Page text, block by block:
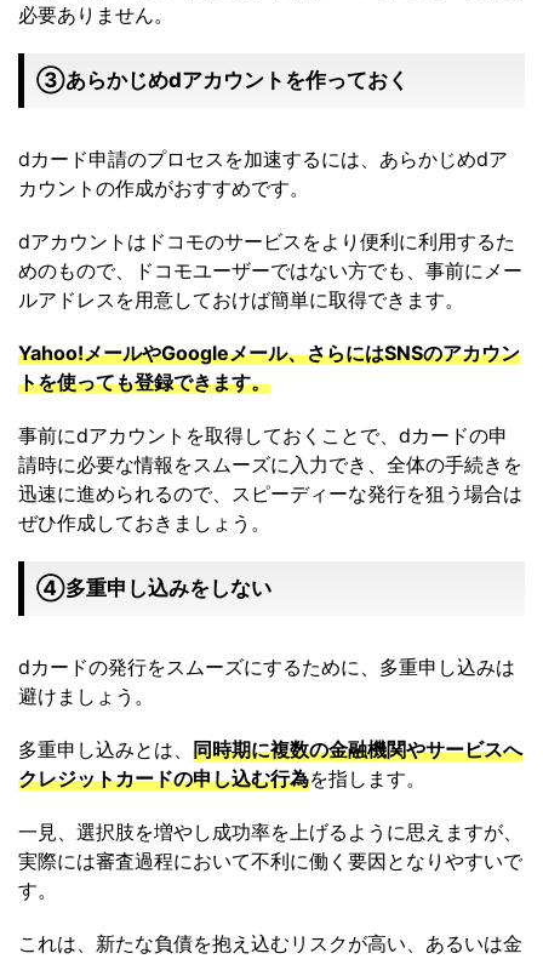
必要ありません。
③あらかじめdアカウントを作っておく
dカード申請のプロセスを加速するには、あらかじめdア
カウントの作成がおすすめです。
dアカウントはドコモのサービスをより便利に利用するた
めのもので、ドコモユーザーではない方でも、事前にメー
ルアドレスを用意しておけば簡単に取得できます。
Yahoo!メールやGoogleメール、さらにはSNSのアカウン
トを使っても登録できます。
事前にdアカウントを取得しておくことで、dカードの申
請時に必要な情報をスムーズに入力でき、全体の手続きを
迅速に進められるので、スピーディーな発行を狙う場合は
ぜひ作成しておきましょう。
➃多重申し込みをしない
dカードの発行をスムーズにするために、多重申し込みは
避けましょう。
多重申し込みとは、 同時期に複数の金融機関やサービスへ
クレジットカードの申し込む行為を指します。
一見、選択肢を増やし成功率を上げるように思えますが、
実際には審査過程において不利に働く要因となりやすいで
す。
これは、新たな負債を抱え込むリスクが高い、あるいは金